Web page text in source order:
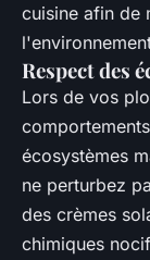
cuisine afin de
Respect des
Lors de vos
écosystèmes
ne perturbez
des crèmes
chimiques